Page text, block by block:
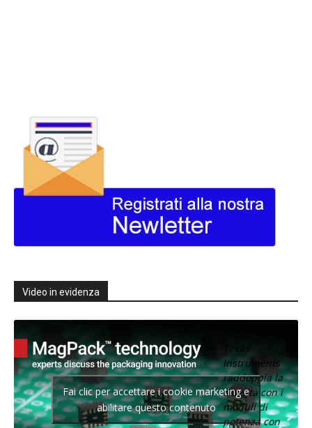
Video in evidenza
Texas
Instruments
raddoppia la
densità con i
moduli di
potenza con
Fai clic per accettare i cookie marketing e
abilitare questo contenuto